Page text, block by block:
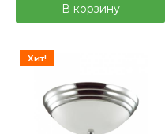
В корзину
Хит!